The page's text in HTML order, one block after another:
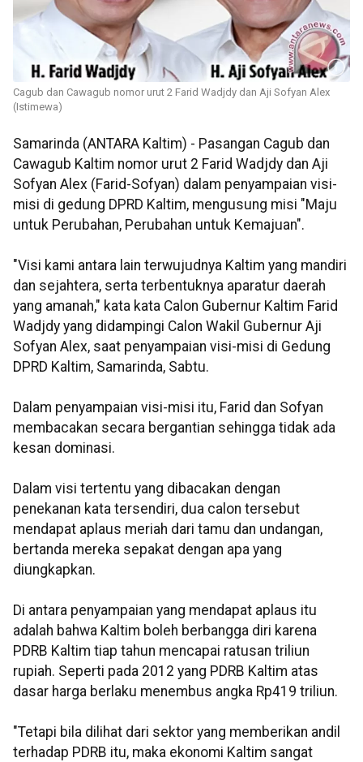
Cagub dan Cawagub nomor urut 2 Farid Wadjdy dan Aji Sofyan Alex
(Istimewa)
Samarinda (ANTARA Kaltim) - Pasangan Cagub dan
Cawagub Kaltim nomor urut 2 Farid Wadjdy dan Aji
Sofyan Alex (Farid-Sofyan) dalam penyampaian visi-
misi di gedung DPRD Kaltim, mengusung misi "Maju
untuk Perubahan, Perubahan untuk Kemajuan".
"Visi kami antara lain terwujudnya Kaltim yang mandiri
dan sejahtera, serta terbentuknya aparatur daerah
yang amanah," kata kata Calon Gubernur Kaltim Farid
Wadjdy yang didampingi Calon Wakil Gubernur Aji
Sofyan Alex, saat penyampaian visi-misi di Gedung
DPRD Kaltim, Samarinda, Sabtu.
Dalam penyampaian visi-misi itu, Farid dan Sofyan
membacakan secara bergantian sehingga tidak ada
kesan dominasi.
Dalam visi tertentu yang dibacakan dengan
penekanan kata tersendiri, dua calon tersebut
mendapat aplaus meriah dari tamu dan undangan,
bertanda mereka sepakat dengan apa yang
diungkapkan.
Di antara penyampaian yang mendapat aplaus itu
adalah bahwa Kaltim boleh berbangga diri karena
PDRB Kaltim tiap tahun mencapai ratusan triliun
rupiah. Seperti pada 2012 yang PDRB Kaltim atas
dasar harga berlaku menembus angka Rp419 triliun.
"Tetapi bila dilihat dari sektor yang memberikan andil
terhadap PDRB itu, maka ekonomi Kaltim sangat